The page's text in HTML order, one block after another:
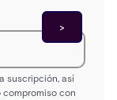
suscripción, así
con